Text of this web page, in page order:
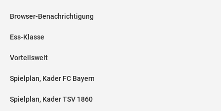
Browser-Benachrichtigung
Ess-Klasse
Vorteilswelt
Spielplan, Kader FC Bayern
Spielplan, Kader TSV 1860